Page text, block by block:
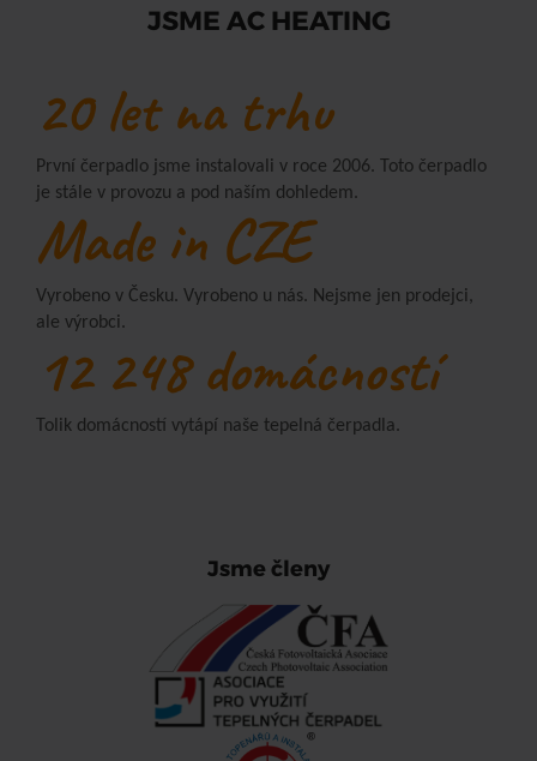
JSME AC HEATING
20 let na trhu
První čerpadlo jsme instalovali v roce 2006. Toto čerpadlo
je stále v provozu a pod naším dohledem.
Made in CZE
Vyrobeno v Česku. Vyrobeno u nás. Nejsme jen prodejci,
ale výrobci.
12 248 domácností
Tolik domácností vytápí naše tepelná čerpadla.
Jsme členy